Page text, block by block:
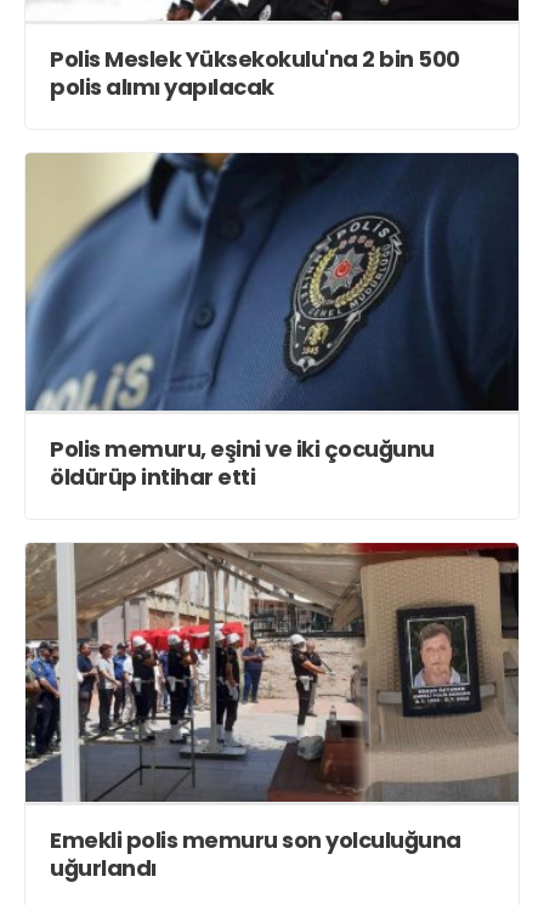
Polis Meslek Yüksekokulu'na 2 bin 500
polis alımı yapılacak
Polis memuru, eşini ve iki çocuğunu
öldürüp intihar etti
Emekli polis memuru son yolculuğuna
uğurlandı